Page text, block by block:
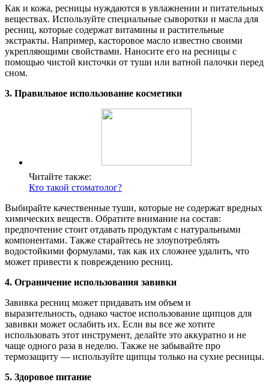
Как и кожа, ресницы нуждаются в увлажнении и питательных
веществах. Используйте специальные сыворотки и масла для
ресниц, которые содержат витамины и растительные
экстракты. Например, касторовое масло известно своими
укрепляющими свойствами. Наносите его на ресницы с
помощью чистой кисточки от туши или ватной палочки перед
сном.
3. Правильное использование косметики
Читайте также:
Кто такой стоматолог?
Выбирайте качественные туши, которые не содержат вредных
химических веществ. Обратите внимание на состав:
предпочтение стоит отдавать продуктам с натуральными
компонентами. Также старайтесь не злоупотреблять
водостойкими формулами, так как их сложнее удалить, что
может привести к повреждению ресниц.
4. Ограничение использования завивки
Завивка ресниц может придавать им объем и
выразительность, однако частое использование щипцов для
завивки может ослабить их. Если вы все же хотите
использовать этот инструмент, делайте это аккуратно и не
чаще одного раза в неделю. Также не забывайте про
термозащиту — используйте щипцы только на сухие ресницы.
5. Здоровое питание